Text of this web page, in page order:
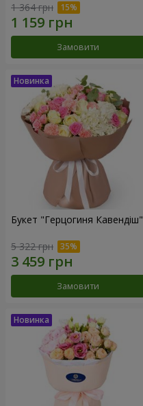
1 364 грн
Замовити
Букет "Герцогиня Кавендіш"
5 322 грн
Замовити